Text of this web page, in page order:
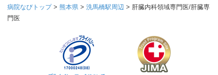
病院なびトップ> 熊本県 > 洗馬橋駅周辺 > 肝臓内科領域専門医/肝臓専
門医